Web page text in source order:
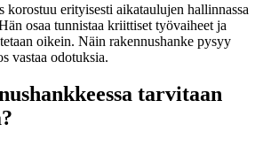
korostuu erityisesti aikataulujen hallinnassa
osaa tunnistaa kriittiset työvaiheet ja
oikein. Näin rakennushanke pysyy
vastaa odotuksia.
tarvitaan